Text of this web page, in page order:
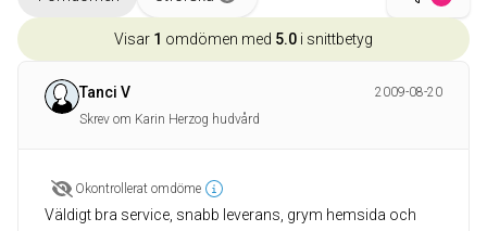
Visar 1 omdömen med 5.0 i snittbetyg
Tanci V
2009-08-20
Skrev om Karin Herzog hudvård
Okontrollerat omdöme
Väldigt bra service, snabb leverans, grym hemsida och